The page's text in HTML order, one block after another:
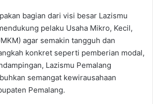
bagian dari visi besar Lazismu
pelaku Usaha Mikro, Kecil,
agar semakin tangguh dan
konkret seperti pemberian modal,
Lazismu Pemalang
semangat kewirausahaan
Pemalang.